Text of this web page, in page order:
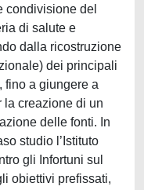
condivisione del
di salute e
dalla ricostruzione
dei principali
fino a giungere a
la creazione di un
delle fonti. In
studio l’Istituto
gli Infortuni sul
obiettivi prefissati,